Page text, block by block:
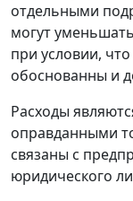
отдельными
могут
при условии,
обоснованны и
Расходы
оправданными
связаны с
юридического